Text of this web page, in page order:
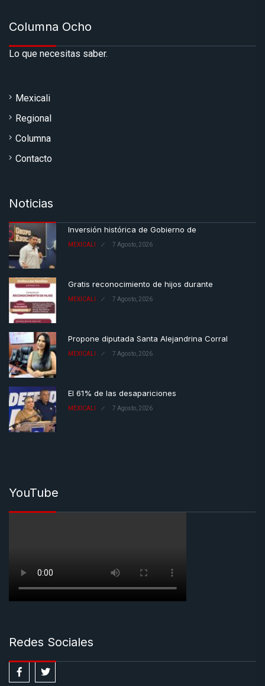
Columna Ocho
Lo que necesitas saber.
Mexicali
Regional
Columna
Contacto
Noticias
Inversión histórica de Gobierno de
MEXICALI 7 Agosto, 2026
Gratis reconocimiento de hijos durante
MEXICALI 7 Agosto, 2026
Propone diputada Santa Alejandrina Corral
MEXICALI 7 Agosto, 2026
El 61% de las desapariciones
MEXICALI 7 Agosto, 2026
YouTube
Redes Sociales